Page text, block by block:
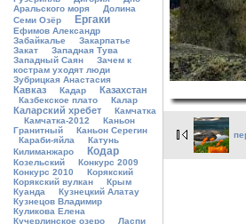
Аральского моря
Долина
Семи Озёр
Ергаки
Ефимов Александр
Забайкалье
Закарпатье
Закат
Западная Тува
Западный Саян
Зачем к
кострам уходят люди
Зубрицкая Анастасия
Кавказ Кадар Казахстан
Казбекское плато Калар
Каларский хребет
Камчатка
Камчатка-2012
Каньон
Гранитный
Каньон Серегин
Караби-яйла
Катунь
Килиманжаро
Кодар
Козельский
Конкурс 2009
Конкурс 2010
Корякский
Корякский вулкан
Крым
Куанда
Кузнецкий Алатау
Кузнецов Владимир
Куликова Елена
Кучерлинское озеро
Ласпи